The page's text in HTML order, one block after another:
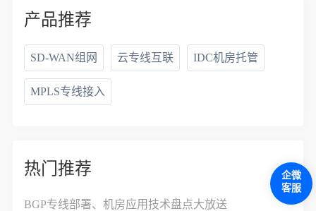
产品推荐
SD-WAN组网 云专线互联 IDC机房托管
MPLS专线接入
热门推荐
BGP专线部署、机房应用技术盘点大放送
企微
客服